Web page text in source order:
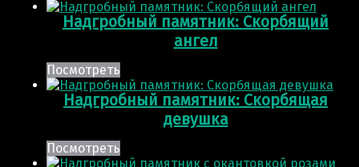
Надгробный памятник: Скорбящий
ангел
Посмотреть
Надгробный памятник: Скорбящая
девушка
Посмотреть